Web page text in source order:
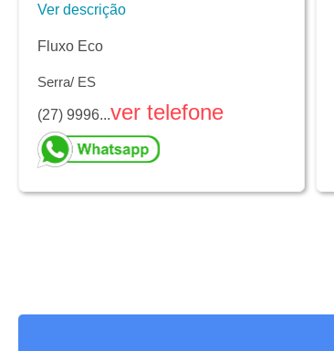
Ver descrição
Fluxo Eco
Serra/ ES
(27) 9996...ver telefone